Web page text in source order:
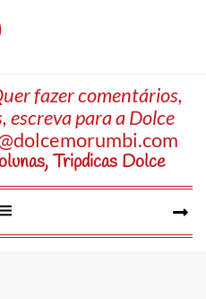
fazer comentários,
escreva para a Dolce
,Tripdicas Dolce